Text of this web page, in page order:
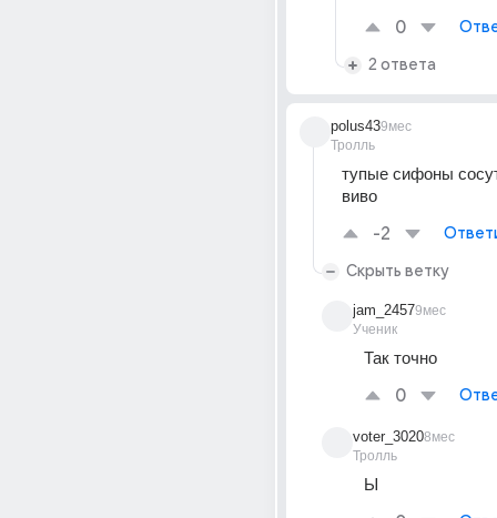
0
2 ответа
polus43
Тролль
9мес
тупые сифоны
виво
-2
Скрыть ветку
jam_2457
Ученик
9мес
Так точно
0
voter_3020
Тролль
8мес
Ы